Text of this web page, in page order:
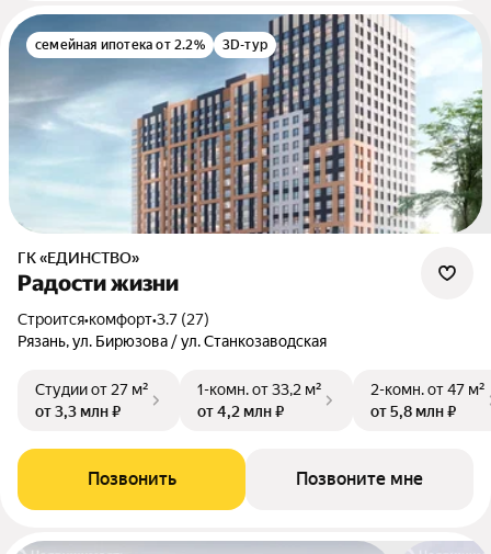
семейная ипотека от 2.2% 3D-тур
ГК «ЕДИНСТВО»
Радости жизни
Строится•комфорт•3.7 (27)
Рязань, ул. Бирюзова / ул. Станкозаводская
Студииот 27 м²
от 3,3 млн ₽
1-комн.от 33,2 м²
от 4,2 млн ₽
2-комн.от 47 м²
от 5,8 млн ₽
Позвонить Позвоните мне